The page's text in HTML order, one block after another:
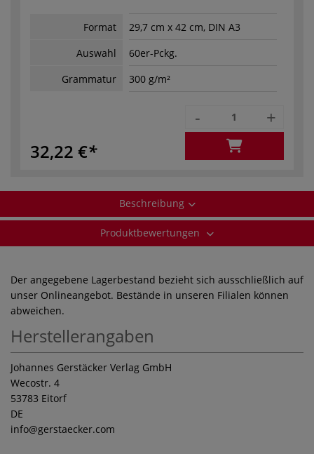
Format
29,7 cm x 42 cm, DIN A3
Auswahl
60er-Pckg.
Grammatur
300 g/m²
32,22 €
- +
Beschreibung
Produktbewertungen
Der angegebene Lagerbestand bezieht sich ausschließlich auf
unser Onlineangebot. Bestände in unseren Filialen können
abweichen.
Herstellerangaben
Johannes Gerstäcker Verlag GmbH
Wecostr. 4
53783 Eitorf
DE
info@gerstaecker.com